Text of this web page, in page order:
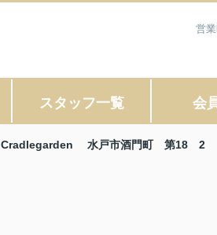
営
スタッフ一覧 会
Cradlegarden 水戸市酒門町 第18 2